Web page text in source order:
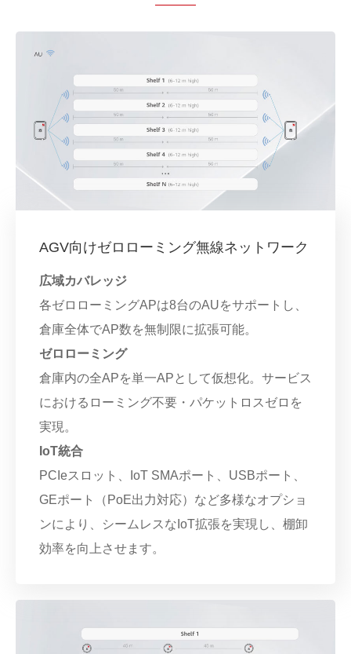
AGV向けゼロローミング無線ネットワーク
広域カバレッジ
各ゼロローミングAPは8台のAUをサポートし、
倉庫全体でAP数を無制限に拡張可能。
ゼロローミング
倉庫内の全APを単一APとして仮想化。サービス
におけるローミング不要・パケットロスゼロを
実現。
IoT統合
PCIeスロット、IoT SMAポート、USBポート、
GEポート（PoE出力対応）など多様なオプショ
ンにより、シームレスなIoT拡張を実現し、棚卸
効率を向上させます。